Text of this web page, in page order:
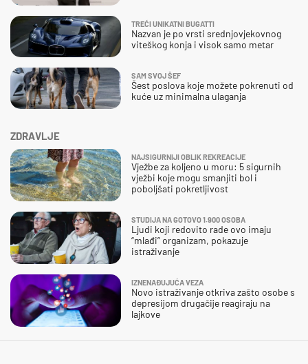
ZDRAVLJE
NAJSIGURNIJI OBLIK REKREACIJE
Vježbe za koljeno u moru: 5 sigurnih
vježbi koje mogu smanjiti bol i
poboljšati pokretljivost
STUDIJA NA GOTOVO 1.900 OSOBA
Ljudi koji redovito rade ovo imaju
“mlađi” organizam, pokazuje
istraživanje
IZNENAĐUJUĆA VEZA
Novo istraživanje otkriva zašto osobe s
depresijom drugačije reagiraju na
lajkove
TREĆI UNIKATNI BUGATTI
Nazvan je po vrsti srednjovjekovnog
viteškog konja i visok samo metar
SAM SVOJ ŠEF
Šest poslova koje možete pokrenuti od
kuće uz minimalna ulaganja